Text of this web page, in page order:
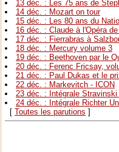
13 déc. : Les 75 ans de
14 déc. : Mozart on tour
15 déc. : Les 80 ans du
16 déc. : Claude à l'Opéra
17 déc. : Fierrabras à
18 déc. : Mercury volume 3
19 déc. : Beethoven par le
20 déc. : Ferenc Fricsay,
21 déc. : Paul Dukas et le
22 déc. : Markevitch - ICON
23 déc. : Intégrale Stravinski
24 déc. : Intégrale Richter
[ Toutes les parutions ]